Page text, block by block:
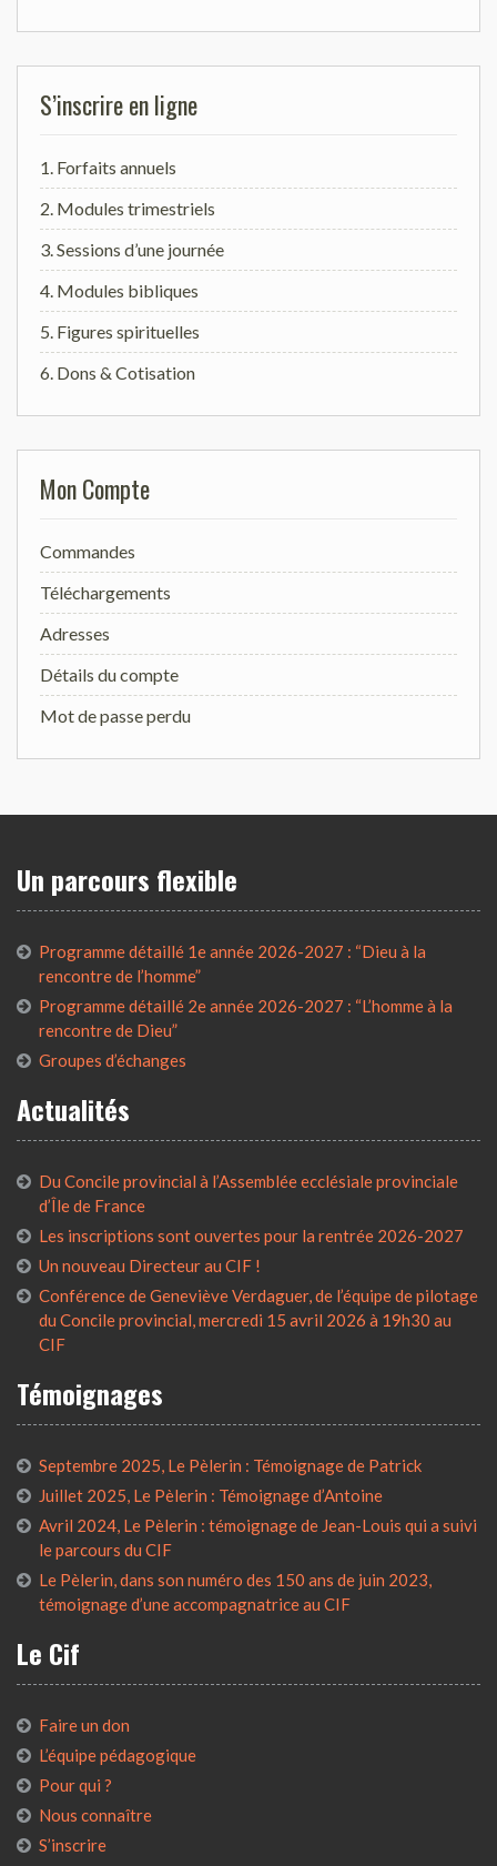
S’inscrire en ligne
1. Forfaits annuels
2. Modules trimestriels
3. Sessions d’une journée
4. Modules bibliques
5. Figures spirituelles
6. Dons & Cotisation
Mon Compte
Commandes
Téléchargements
Adresses
Détails du compte
Mot de passe perdu
Un parcours flexible
Programme détaillé 1e année 2026-2027 : “Dieu à la
rencontre de l’homme”
Programme détaillé 2e année 2026-2027 : “L’homme à la
rencontre de Dieu”
Groupes d’échanges
Actualités
Du Concile provincial à l’Assemblée ecclésiale provinciale
d’Île de France
Les inscriptions sont ouvertes pour la rentrée 2026-2027
Un nouveau Directeur au CIF !
Conférence de Geneviève Verdaguer, de l’équipe de pilotage
du Concile provincial, mercredi 15 avril 2026 à 19h30 au
CIF
Témoignages
Septembre 2025, Le Pèlerin : Témoignage de Patrick
Juillet 2025, Le Pèlerin : Témoignage d’Antoine
Avril 2024, Le Pèlerin : témoignage de Jean-Louis qui a suivi
le parcours du CIF
Le Pèlerin, dans son numéro des 150 ans de juin 2023,
témoignage d’une accompagnatrice au CIF
Le Cif
Faire un don
L’équipe pédagogique
Pour qui ?
Nous connaître
S’inscrire